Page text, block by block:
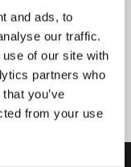
and ads, to
our traffic.
of our site with
partners who
you’ve
from your use